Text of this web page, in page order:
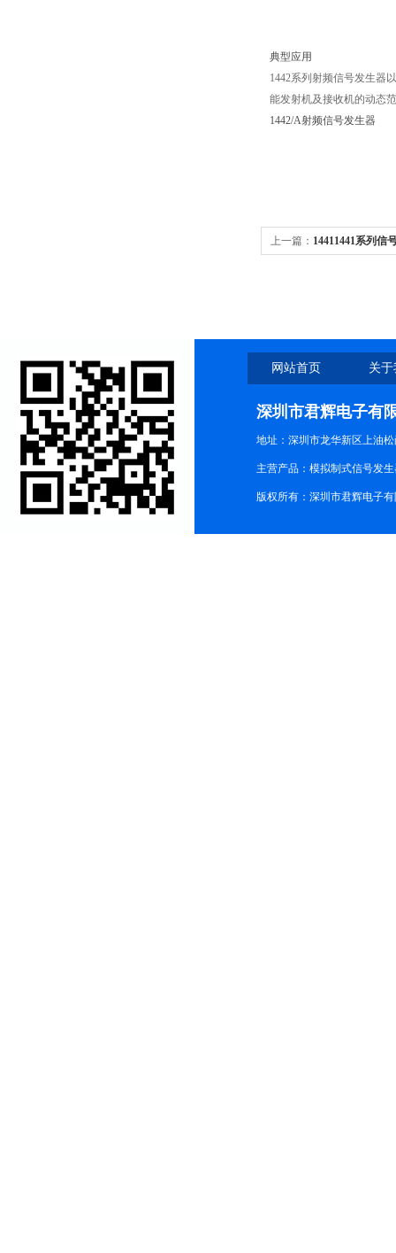
典型应用
1442系列 射频信号发生器
能发射机及接收机的动态
1442/A射频信号发生器
上一篇： 14411441系列信
网站首页 关
深圳市君辉电子有
地址：深圳市龙华新区上油松
主营产品：模拟制式信号发
版权所有：深圳市君辉电子